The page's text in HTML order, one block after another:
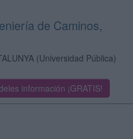
de Caminos,
(Universidad Pública)
información ¡GRATIS!